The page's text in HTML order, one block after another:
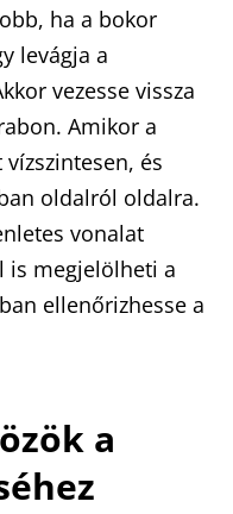
ha a bokor
levágja a
vezesse vissza
Amikor a
és
oldalról oldalra.
vonalat
is megjelölheti a
ellenőrizhesse a
a